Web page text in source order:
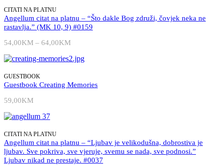
50x70cm
količina
CITATI NA PLATNU
Angellum citat na platnu – “Što dakle Bog združi, čovjek neka ne
rastavlja.” (MK 10, 9) #0159
54,00KM – 64,00KM
od
64,00KM
GUESTBOOK
Guestbook Creating Memories
59,00KM
CITATI NA PLATNU
Angellum citat na platnu – “Ljubav je velikodušna, dobrostiva je
ljubav. Sve pokriva, sve vjeruje, svemu se nada, sve podnosi.”
Ljubav nikad ne prestaje. #0037